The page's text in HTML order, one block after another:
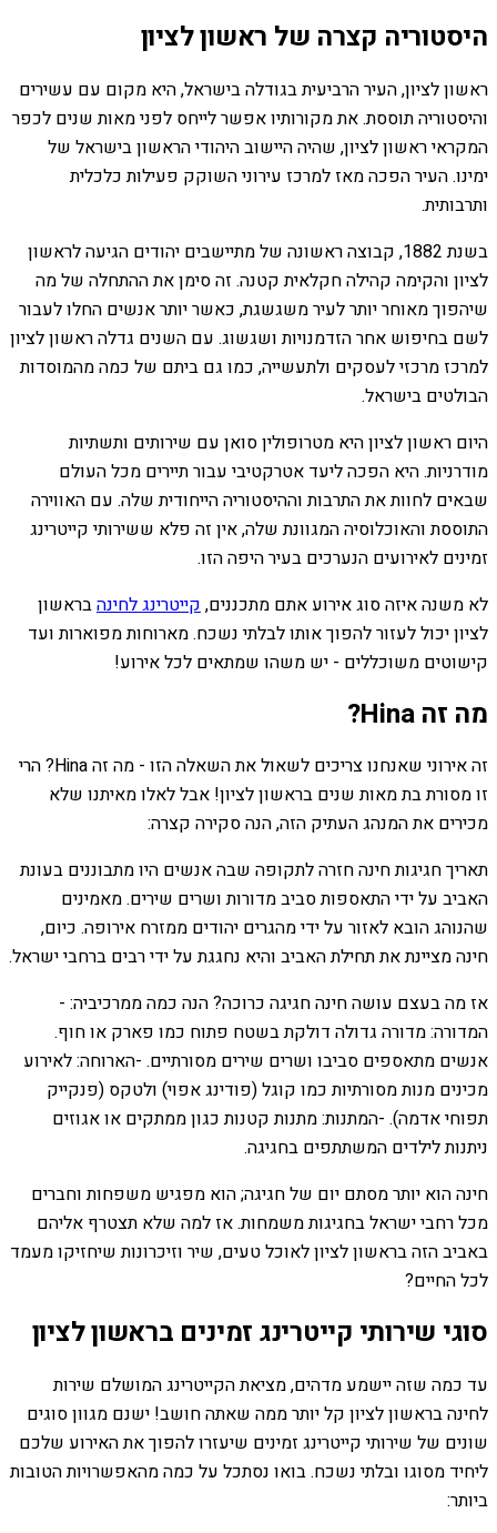
היסטוריה קצרה של ראשון לציון
ראשון לציון, העיר הרביעית בגודלה בישראל, היא מקום עם עשירים
והיסטוריה תוססת. את מקורותיו אפשר לייחס לפני מאות שנים לכפר
המקראי ראשון לציון, שהיה היישוב היהודי הראשון בישראל של
ימינו. העיר הפכה מאז למרכז עירוני השוקק פעילות כלכלית
ותרבותית.
בשנת 1882, קבוצה ראשונה של מתיישבים יהודים הגיעה לראשון
לציון והקימה קהילה חקלאית קטנה. זה סימן את ההתחלה של מה
שיהפוך מאוחר יותר לעיר משגשגת, כאשר יותר אנשים החלו לעבור
לשם בחיפוש אחר הזדמנויות ושגשוג. עם השנים גדלה ראשון לציון
למרכז מרכזי לעסקים ולתעשייה, כמו גם ביתם של כמה מהמוסדות
הבולטים בישראל.
היום ראשון לציון היא מטרופולין סואן עם שירותים ותשתיות
מודרניות. היא הפכה ליעד אטרקטיבי עבור תיירים מכל העולם
שבאים לחוות את התרבות וההיסטוריה הייחודית שלה. עם האווירה
התוססת והאוכלוסיה המגוונת שלה, אין זה פלא ששירותי קייטרינג
זמינים לאירועים הנערכים בעיר היפה הזו.
לא משנה איזה סוג אירוע אתם מתכננים, קייטרינג לחינהבראשון
לציון יכול לעזור להפוך אותו לבלתי נשכח. מארוחות מפוארות ועד
קישוטים משוכללים - יש משהו שמתאים לכל אירוע!
מה זה Hina?
זה אירוני שאנחנו צריכים לשאול את השאלה הזו - מה זה Hina? הרי
זו מסורת בת מאות שנים בראשון לציון! אבל לאלו מאיתנו שלא
מכירים את המנהג העתיק הזה, הנה סקירה קצרה:
תאריך חגיגות חינה חזרה לתקופה שבה אנשים היו מתבוננים בעונת
האביב על ידי התאספות סביב מדורות ושרים שירים. מאמינים
שהנוהג הובא לאזור על ידי מהגרים יהודים ממזרח אירופה. כיום,
חינה מציינת את תחילת האביב והיא נחגגת על ידי רבים ברחבי ישראל.
אז מה בעצם עושה חינה חגיגה כרוכה? הנה כמה ממרכיביה: -
המדורה: מדורה גדולה דולקת בשטח פתוח כמו פארק או חוף.
אנשים מתאספים סביבו ושרים שירים מסורתיים. -הארוחה: לאירוע
מכינים מנות מסורתיות כמו קוגל (פודינג אפוי) ולטקס (פנקייק
תפוחי אדמה). -המתנות: מתנות קטנות כגון ממתקים או אגוזים
ניתנות לילדים המשתתפים בחגיגה.
חינה הוא יותר מסתם יום של חגיגה; הוא מפגיש משפחות וחברים
מכל רחבי ישראל בחגיגות משמחות. אז למה שלא תצטרף אליהם
באביב הזה בראשון לציון לאוכל טעים, שיר וזיכרונות שיחזיקו מעמד
לכל החיים?
סוגי שירותי קייטרינג זמינים בראשון לציון
עד כמה שזה יישמע מדהים, מציאת הקייטרינג המושלם שירות
לחינה בראשון לציון קל יותר ממה שאתה חושב! ישנם מגוון סוגים
שונים של שירותי קייטרינג זמינים שיעזרו להפוך את האירוע שלכם
ליחיד מסוגו ובלתי נשכח. בואו נסתכל על כמה מהאפשרויות הטובות
ביותר: